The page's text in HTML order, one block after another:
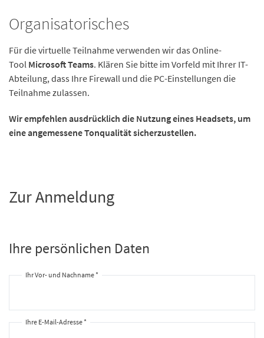
Organisatorisches
Für die virtuelle Teilnahme verwenden wir das Online-
Tool Microsoft Teams. Klären Sie bitte im Vorfeld mit Ihrer IT-
Abteilung, dass Ihre Firewall und die PC-Einstellungen die
Teilnahme zulassen.
Wir empfehlen ausdrücklich die Nutzung eines Headsets, um
eine angemessene Tonqualität sicherzustellen.
Zur Anmeldung
Ihre persönlichen Daten
Ihr Vor- und Nachname *
Ihre E-Mail-Adresse *